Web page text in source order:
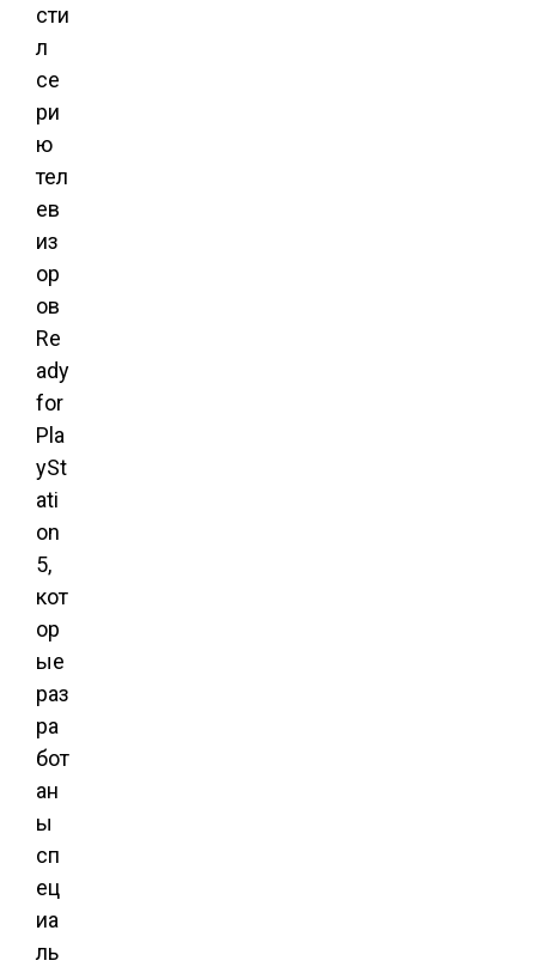
сти
л
се
ри
ю
тел
ев
из
ор
ов
Re
ady
for
Pla
ySt
ati
on
5,
кот
ор
ые
раз
ра
бот
ан
ы
сп
ец
иа
ль